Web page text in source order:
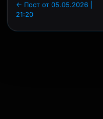
← Пост от 05.05.2026 |
21:20